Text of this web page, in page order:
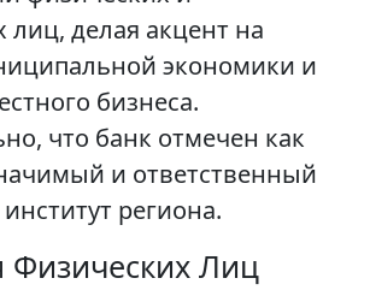
делая акцент на
экономики и
бизнеса.
что банк отмечен как
и ответственный
региона.
Физических Лиц